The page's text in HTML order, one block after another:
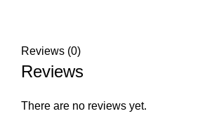
Reviews (0)
Reviews
There are no reviews yet.